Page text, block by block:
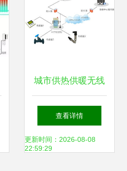
供暖领域创新与发
展
城市供热供暖无线
联网方案 智能化升
级与高效供暖新路
查看详情
更新时间：2026-08-08
22:59:29